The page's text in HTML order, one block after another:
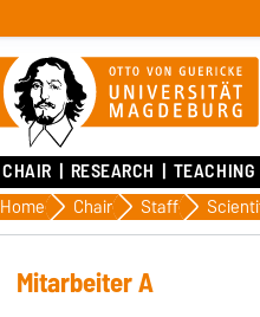
CHAIR RESEARCH TEACHING
Home Chair Staff
Mitarbeiter A